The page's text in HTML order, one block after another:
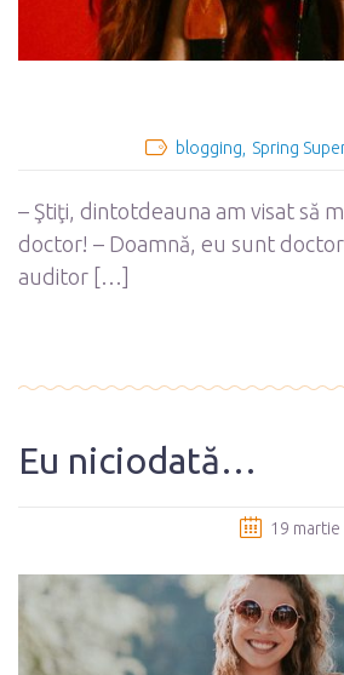
blogging Spring
– Ştiţi, dintotdeauna am visat să
doctor! – Doamnă, eu sunt
auditor […]
Eu niciodată…
19 martie